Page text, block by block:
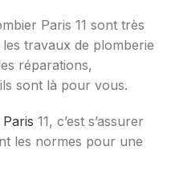
Paris 11 sont très
travaux de plomberie
réparations,
sont là pour vous.
11, c’est s’assurer
les normes pour une